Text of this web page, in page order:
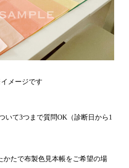
メージです
て3つまで質問OK（診断日から1
たで布製色見本帳をご希望の場